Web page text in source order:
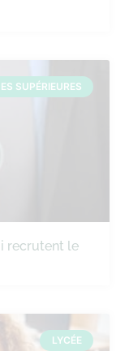
SUPÉRIEURES
recrutent le
LYCÉE